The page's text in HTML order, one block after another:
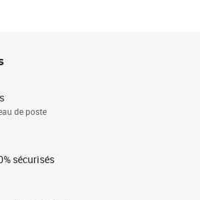
de poste
sécurisés